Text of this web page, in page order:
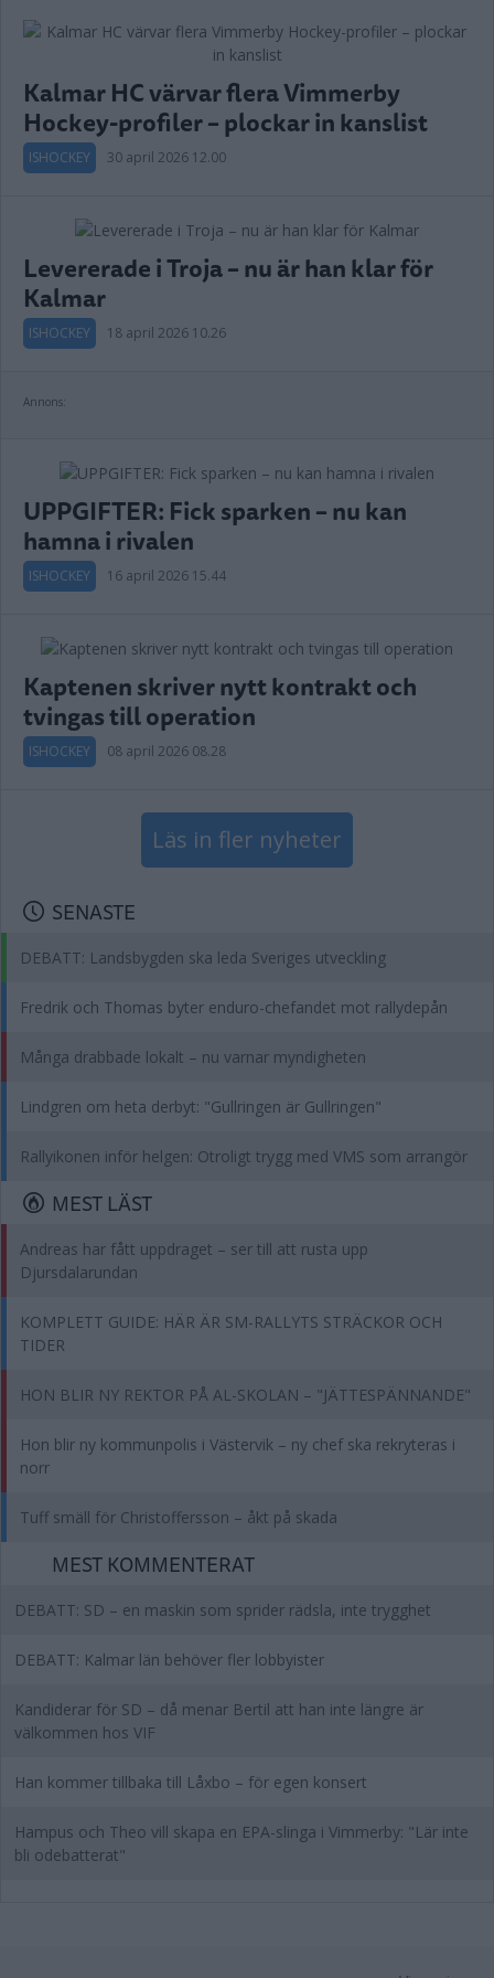
Kalmar HC värvar flera Vimmerby
Hockey-profiler – plockar in kanslist
ISHOCKEY 30 april 2026 12.00
Levererade i Troja – nu är han klar för
Kalmar
ISHOCKEY 18 april 2026 10.26
Annons:
UPPGIFTER: Fick sparken – nu kan
hamna i rivalen
ISHOCKEY 16 april 2026 15.44
Kaptenen skriver nytt kontrakt och
tvingas till operation
ISHOCKEY 08 april 2026 08.28
Läs in fler nyheter
SENASTE
DEBATT: Landsbygden ska leda Sveriges utveckling
Fredrik och Thomas byter enduro-chefandet mot rallydepån
Många drabbade lokalt – nu varnar myndigheten
Lindgren om heta derbyt: "Gullringen är Gullringen"
Rallyikonen inför helgen: Otroligt trygg med VMS som arrangör
MEST LÄST
Andreas har fått uppdraget – ser till att rusta upp
Djursdalarundan
KOMPLETT GUIDE: HÄR ÄR SM-RALLYTS STRÄCKOR OCH
TIDER
HON BLIR NY REKTOR PÅ AL-SKOLAN – "JÄTTESPÄNNANDE"
Hon blir ny kommunpolis i Västervik – ny chef ska rekryteras i
norr
Tuff smäll för Christoffersson – åkt på skada
MEST KOMMENTERAT
DEBATT: SD – en maskin som sprider rädsla, inte trygghet
DEBATT: Kalmar län behöver fler lobbyister
Kandiderar för SD – då menar Bertil att han inte längre är
välkommen hos VIF
Han kommer tillbaka till Låxbo – för egen konsert
Hampus och Theo vill skapa en EPA-slinga i Vimmerby: "Lär inte
bli odebatterat"